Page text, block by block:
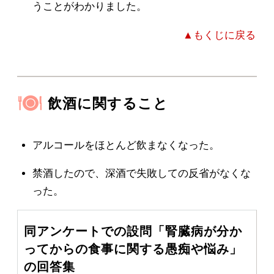
うことがわかりました。
▲もくじに戻る
飲酒に関すること
アルコールをほとんど飲まなくなった。
禁酒したので、深酒で失敗しての反省がなくな
った。
同アンケートでの設問「腎臓病が分か
ってからの食事に関する愚痴や悩み」
の回答集